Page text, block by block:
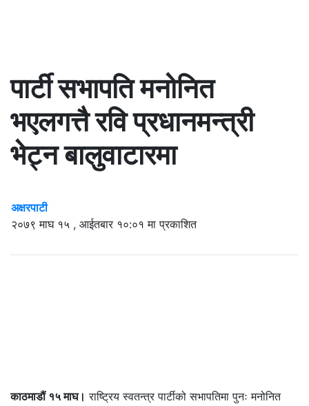
पार्टी सभापति मनोनित
भएलगत्तै रवि प्रधानमन्त्री
भेट्न बालुवाटारमा
अक्षरपाटी
२०७९ माघ १५ , आईतबार १०:०१ मा प्रकाशित
काठमाडौं १५ माघ। राष्ट्रिय स्वतन्त्र पार्टीको सभापतिमा पुनः मनोनित